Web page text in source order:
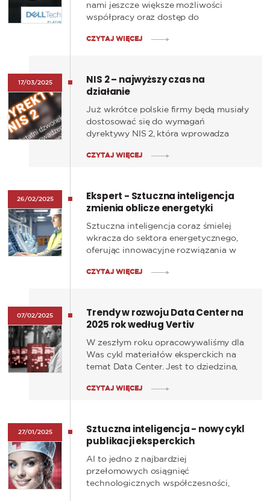
nami jeszcze większe możliwości
współpracy oraz dostęp do
oferowanych przez Dell Technologies.
CZYTAJ WIĘCEJ
17/03/2025
NIS 2 – najwyższy czas na
działanie
Już wkrótce polskie firmy będą musiały
dostosować się do wymagań
dyrektywy NIS 2, która wprowadza
cyberbezpieczeństwa. Państwa
przepisów do października 2024 roku,
jednak krajowe regulacje wejdą w życie
CZYTAJ WIĘCEJ
26/02/2025
Ekspert - Sztuczna inteligencja
zmienia oblicze energetyki
Sztuczna inteligencja coraz śmielej
wkracza do sektora energetycznego,
oferując innowacyjne rozwiązania w
optymalizacji zużycia energii.
CZYTAJ WIĘCEJ
07/02/2025
Trendy w rozwoju Data Center na
2025 rok według Vertiv
W zeszłym roku opracowywaliśmy dla
Was cykl materiałów eksperckich na
temat Data Center. Jest to dziedzina,
wymaga nieustannego śledzenia
CZYTAJ WIĘCEJ
27/01/2025
Sztuczna inteligencja - nowy cykl
publikacji eksperckich
AI to jedno z najbardziej
przełomowych osiągnięć
technologicznych współczesności,